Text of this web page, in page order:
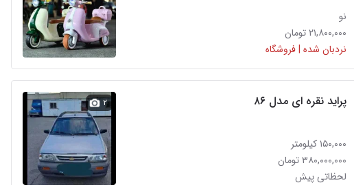
نو
۲۱,۸۰۰,۰۰۰ تومان
نردبان شده | فروشگاه
پراید نقره ای مدل ۸۶
۱۵۰,۰۰۰ کیلومتر
۳۸۰,۰۰۰,۰۰۰ تومان
لحظاتی پیش
۲